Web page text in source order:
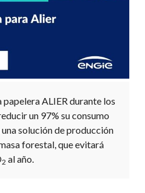
papelera ALIER durante los
un 97% su consumo
solución de producción
forestal, que evitará
2 al año.